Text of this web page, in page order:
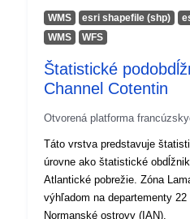
WMS esri shapefile (shp)
WMS
WFS
Štatistické
Channel Cotentin
Otvorená platforma
Táto vrstva predstavuje
úrovne ako štatistické
Atlantické pobrežie. Zóna
výhľadom na departementy
Normanské ostrovy (IAN).